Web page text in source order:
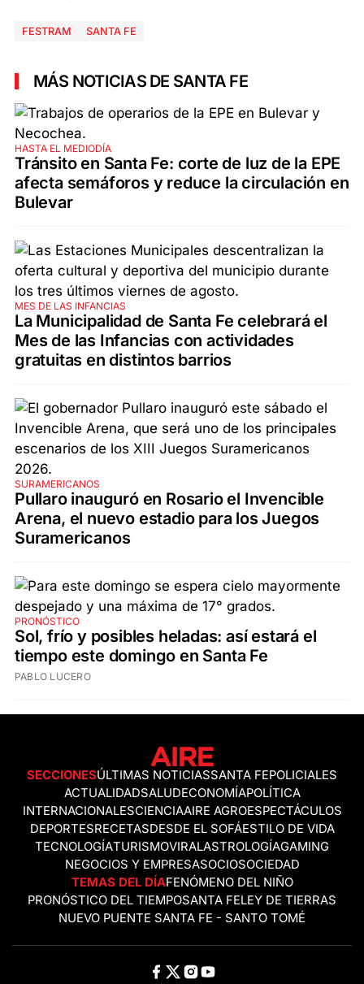
FESTRAM SANTA FE
MÁS NOTICIAS DE SANTA FE
HASTA EL MEDIODÍA
Tránsito en Santa Fe: corte de luz de la EPE
afecta semáforos y reduce la circulación en
Bulevar
MES DE LAS INFANCIAS
La Municipalidad de Santa Fe celebrará el
Mes de las Infancias con actividades
gratuitas en distintos barrios
SURAMERICANOS
Pullaro inauguró en Rosario el Invencible
Arena, el nuevo estadio para los Juegos
Suramericanos
PRONÓSTICO
Sol, frío y posibles heladas: así estará el
tiempo este domingo en Santa Fe
PABLO LUCERO
SECCIONESÚLTIMAS NOTICIASSANTA FEPOLICIALES
ACTUALIDADSALUDECONOMÍAPOLÍTICA
INTERNACIONALESCIENCIAAIRE AGROESPECTÁCULOS
DEPORTESRECETASDESDE EL SOFÁESTILO DE VIDA
TECNOLOGÍATURISMOVIRALASTROLOGÍAGAMING
NEGOCIOS Y EMPRESASOCIOSOCIEDAD
TEMAS DEL DÍAFENÓMENO DEL NIÑO
PRONÓSTICO DEL TIEMPOSANTA FELEY DE TIERRAS
NUEVO PUENTE SANTA FE - SANTO TOMÉ